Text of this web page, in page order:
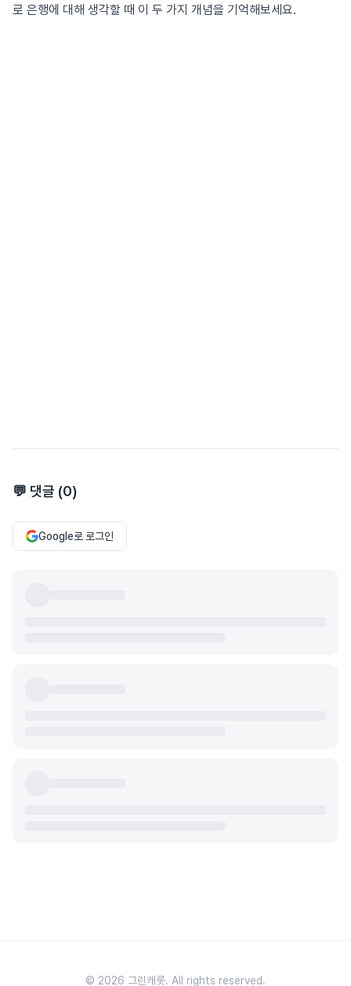
로 은행에 대해 생각할 때 이 두 가지 개념을 기억해보세요.
💬 댓글 (0)
Google로 로그인
© 2026 그린캐롯. All rights reserved.